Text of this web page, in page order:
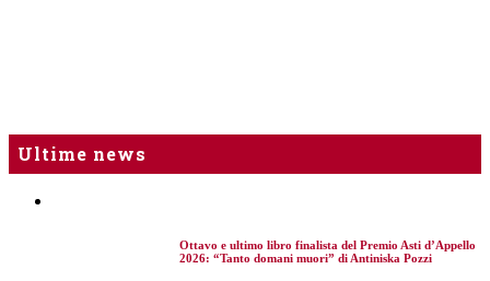
Ultime news
Ottavo e ultimo libro finalista del Premio Asti d’Appello
2026: “Tanto domani muori” di Antiniska Pozzi